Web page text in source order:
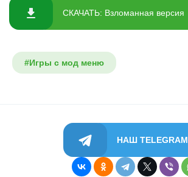
СКАЧАТЬ: Взломанная версия
#Игры с мод меню
НАШ TELEGRAM